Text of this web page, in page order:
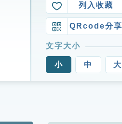
列入收藏
QRcode分享
文字大小
小 中 大